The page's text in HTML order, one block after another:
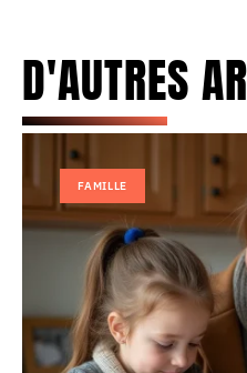
D'AUTRES
FAMILLE